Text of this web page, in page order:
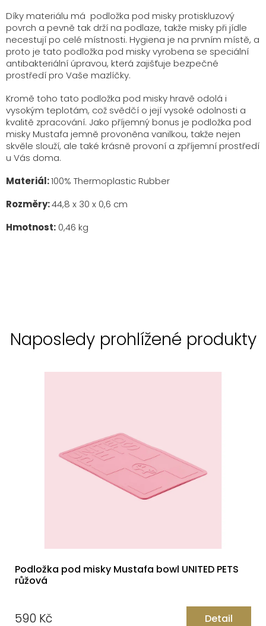
Díky materiálu má podložka pod misky protiskluzový
povrch a pevně tak drží na podlaze, takže misky při jídle
necestují po celé místnosti. Hygiena je na prvním místě, a
proto je tato podložka pod misky vyrobena se speciální
antibakteriální úpravou, která zajišťuje bezpečné
prostředí pro Vaše mazlíčky.
Kromě toho tato podložka pod misky hravě odolá i
vysokým teplotám, což svědčí o její vysoké odolnosti a
kvalitě zpracování. Jako příjemný bonus je podložka pod
misky Mustafa jemně provoněna vanilkou, takže nejen
skvěle slouží, ale také krásně provoní a zpříjemní prostředí
u Vás doma.
Materiál:100% Thermoplastic Rubber
Rozměry:44,8 x 30 x 0,6 cm
Hmotnost: 0,46 kg
Naposledy prohlížené produkty
Podložka pod misky Mustafa bowl UNITED PETS
růžová
590 Kč Detail